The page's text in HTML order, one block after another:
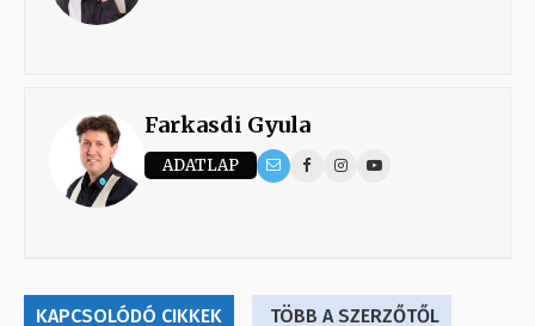
Farkasdi Gyula
ADATLAP
KAPCSOLÓDÓ CIKKEK TÖBB A SZERZŐTŐL